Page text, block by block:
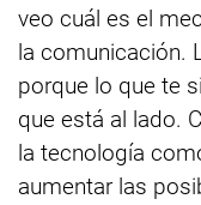
veo cuál es el
la comunicación.
porque lo que te
que está al lado.
la tecnología
aumentar las